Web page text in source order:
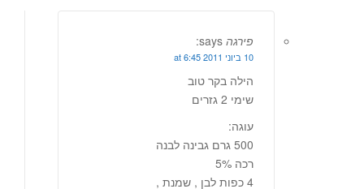
פירגה says:
10 ביוני 2011 at 6:45
הילה בקר טוב
שימי 2 גזרים
עוגה:
500 גרם גבינה לבנה
רכה 5%
4 כפות לבן , שמנת ,